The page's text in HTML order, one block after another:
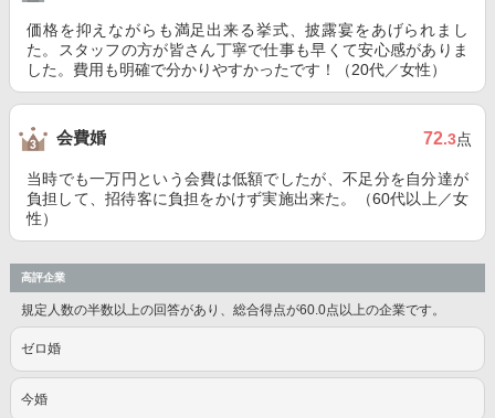
価格を抑えながらも満足出来る挙式、披露宴をあげられまし
た。スタッフの方が皆さん丁寧で仕事も早くて安心感がありま
した。費用も明確で分かりやすかったです！（20代／女性）
会費婚 72.3点
当時でも一万円という会費は低額でしたが、不足分を自分達が
負担して、招待客に負担をかけず実施出来た。（60代以上／女
性）
高評企業
規定人数の半数以上の回答があり、総合得点が60.0点以上の企業です。
ゼロ婚
今婚